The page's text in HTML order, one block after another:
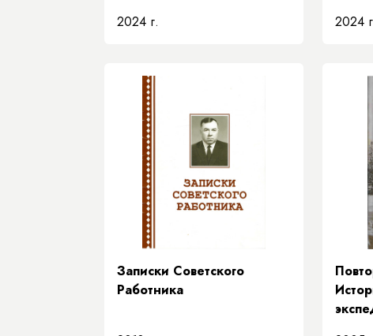
наук Республики Саха
2024 г. 2024
Записки Советского
Работника